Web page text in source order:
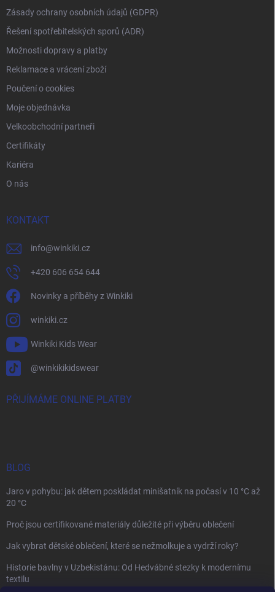
Zásady ochrany osobních údajů (GDPR)
Řešení spotřebitelských sporů (ADR)
Možnosti dopravy a platby
Reklamace a vrácení zboží
Poučení o cookies
Moje objednávka
Velkoobchodní partneři
Certifikáty
Kariéra
O nás
KONTAKT
info@winkiki.cz
+420 606 654 644
Novinky a příběhy z Winkiki
winkiki.cz
Winkiki Kids Wear
@winkikikidswear
PŘIJÍMÁME ONLINE PLATBY
BLOG
Jaro v pohybu: jak dětem poskládat minišatník na počasí v 10 °C až
20 °C
Proč jsou certifikované materiály důležité při výběru oblečení
Jak vybrat dětské oblečení, které se nežmolkuje a vydrží roky?
Historie bavlny v Uzbekistánu: Od Hedvábné stezky k modernímu
textilu